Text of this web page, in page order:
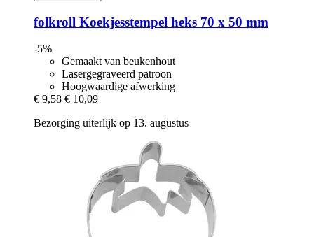
folkroll Koekjesstempel heks 70 x 50 mm
-5%
Gemaakt van beukenhout
Lasergegraveerd patroon
Hoogwaardige afwerking
€ 9,58 € 10,09
Bezorging uiterlijk op 13. augustus